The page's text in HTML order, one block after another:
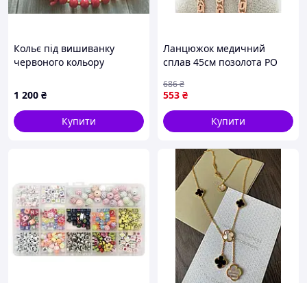
Кольє під вишиванку
червоного кольору
1 200 ₴
Купити
Ланцюжок медичний
сплав 45см позолота РО
553 ₴
686₴
Купити